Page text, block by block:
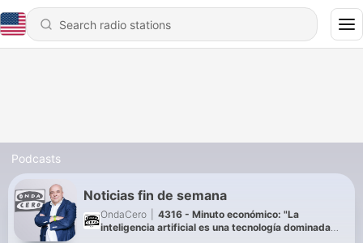
Podcasts
Noticias fin de semana
OndaCero
4316 - Minuto económico: "La
inteligencia artificial es una tecnología dominada